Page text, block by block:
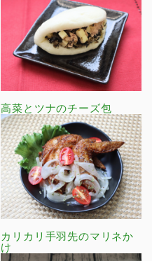
高菜とツナのチーズ包
カリカリ手羽先のマリネか
け